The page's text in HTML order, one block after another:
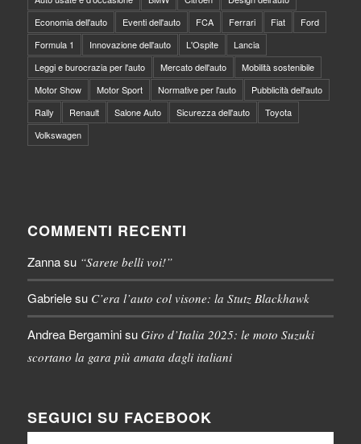
Economia dell'auto
Eventi dell'auto FCA Ferrari Fiat
Ford
Formula 1
Innovazione dell'auto L'Ospite
Lancia
Leggi e burocrazia per l'auto
Mercato dell'auto
Mobilità sostenibile
Motor Show
Motor Sport Normative per l'auto
Pubblicità dell'auto
Rally
Renault Salone Auto Sicurezza dell'auto
Toyota
Volkswagen
COMMENTI RECENTI
Zannasu “Sarete belli voi!”
Gabrielesu C’era l’auto col visone: la Stutz Blackhawk
Andrea Bergaminisu Giro d’Italia 2025: le moto Suzuki
scortano la gara più amata dagli italiani
SEGUICI SU FACEBOOK